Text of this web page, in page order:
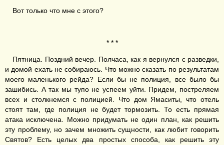
Вот только что мне с этого?
* * *
Пятница. Поздний вечер. Полчаса, как я вернулся с разведки,
и домой ехать не собираюсь. Что можно сказать по результатам
моего маленького рейда? Если бы не полиция, все было бы
зашибись. А так мы тупо не успеем уйти. Придем, постреляем
всех и столкнемся с полицией. Что дом Ямаситы, что отель
стоят там, где полиция не будет тормозить. То есть прямая
атака исключена. Можно придумать не один план, как решить
эту проблему, но зачем множить сущности, как любит говорить
Святов? Есть целых два простых способа, как решить эту